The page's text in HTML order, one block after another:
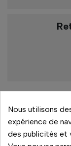
14 jours
Nous utilisons
expérience de
des publicités et